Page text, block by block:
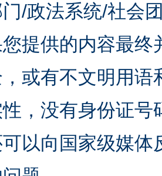
/政法系统/社会
提供的内容最
或有不文明用
，没有身份证
以向国家级媒